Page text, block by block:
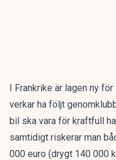
I Frankrike är lagen ny
verkar ha följt
bil ska vara för kraftfull
samtidigt riskerar man
000 euro (drygt 140 000